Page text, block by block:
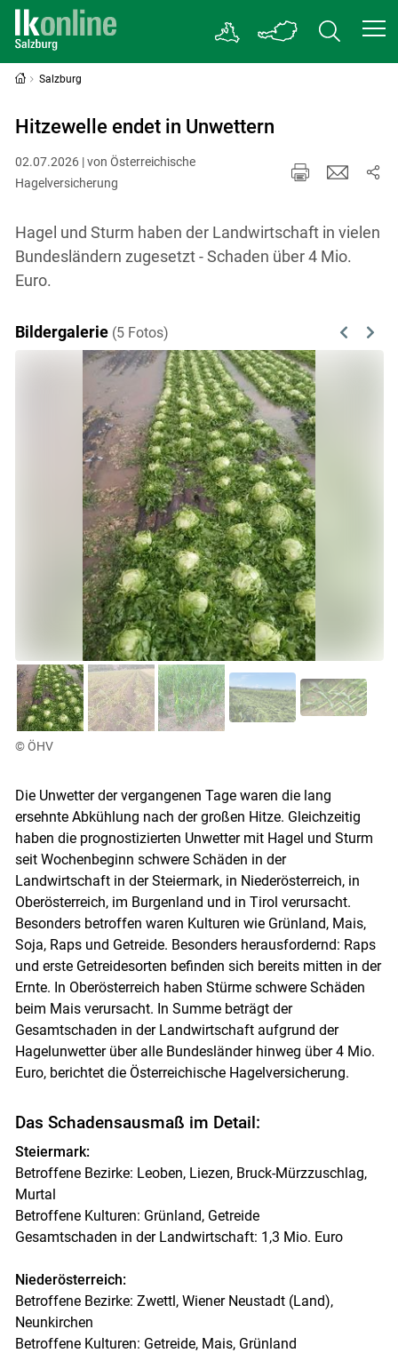
Skip to main content
Salzburg
Hitzewelle endet in Unwettern
02.07.2026 | von Österreichische
Hagelversicherung
Hagel und Sturm haben der Landwirtschaft in vielen
Bundesländern zugesetzt - Schaden über 4 Mio.
Euro.
Bildergalerie (5 Fotos) Previous
Next
© ÖHV
Die Unwetter der vergangenen Tage waren die lang
ersehnte Abkühlung nach der großen Hitze. Gleichzeitig
haben die prognostizierten Unwetter mit Hagel und Sturm
seit Wochenbeginn schwere Schäden in der
Landwirtschaft in der Steiermark, in Niederösterreich, in
Oberösterreich, im Burgenland und in Tirol verursacht.
Besonders betroffen waren Kulturen wie Grünland, Mais,
Soja, Raps und Getreide. Besonders herausfordernd: Raps
und erste Getreidesorten befinden sich bereits mitten in der
Ernte. In Oberösterreich haben Stürme schwere Schäden
beim Mais verursacht. In Summe beträgt der
Gesamtschaden in der Landwirtschaft aufgrund der
Hagelunwetter über alle Bundesländer hinweg über 4 Mio.
Euro, berichtet die Österreichische Hagelversicherung.
Das Schadensausmaß im Detail:
Steiermark:
Betroffene Bezirke: Leoben, Liezen, Bruck-Mürzzuschlag,
Murtal
Betroffene Kulturen: Grünland, Getreide
Gesamtschaden in der Landwirtschaft: 1,3 Mio. Euro
Niederösterreich:
Betroffene Bezirke: Zwettl, Wiener Neustadt (Land),
Neunkirchen
Betroffene Kulturen: Getreide, Mais, Grünland